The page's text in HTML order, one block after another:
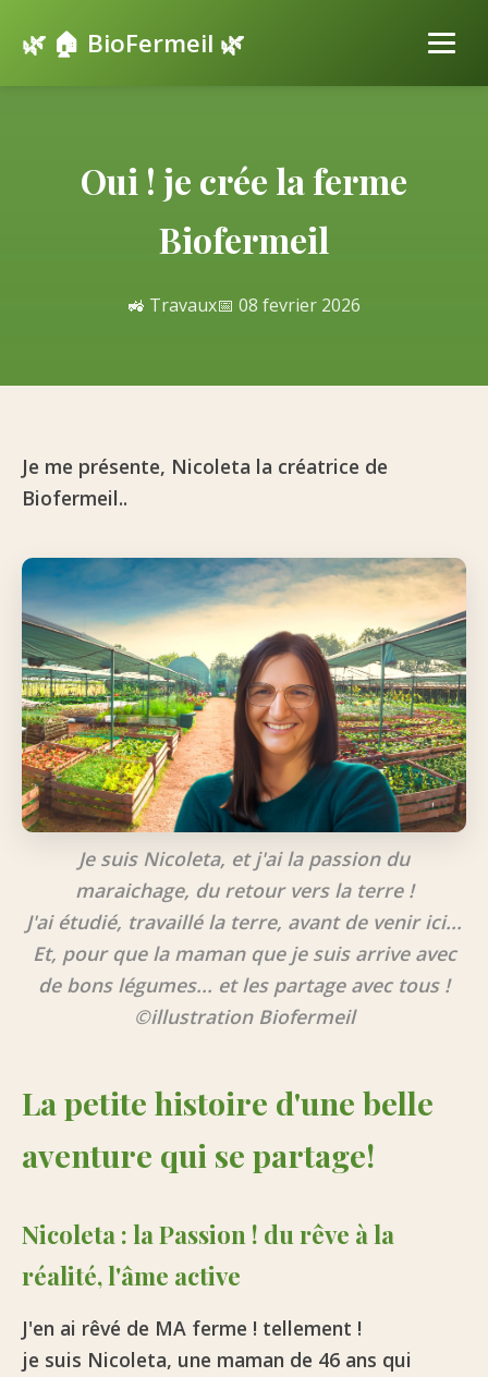
🌿 🏠 BioFermeil 🌿
Oui ! je crée la ferme
Biofermeil
🚜 Travaux📅 08 fevrier 2026
Je me présente, Nicoleta la créatrice de
Biofermeil..
Je suis Nicoleta, et j'ai la passion du
maraichage, du retour vers la terre !
J'ai étudié, travaillé la terre, avant de venir ici...
Et, pour que la maman que je suis arrive avec
de bons légumes... et les partage avec tous !
©illustration Biofermeil
La petite histoire d'une belle
aventure qui se partage!
Nicoleta : la Passion ! du rêve à la
réalité, l'âme active
J'en ai rêvé de MA ferme ! tellement !
je suis Nicoleta, une maman de 46 ans qui